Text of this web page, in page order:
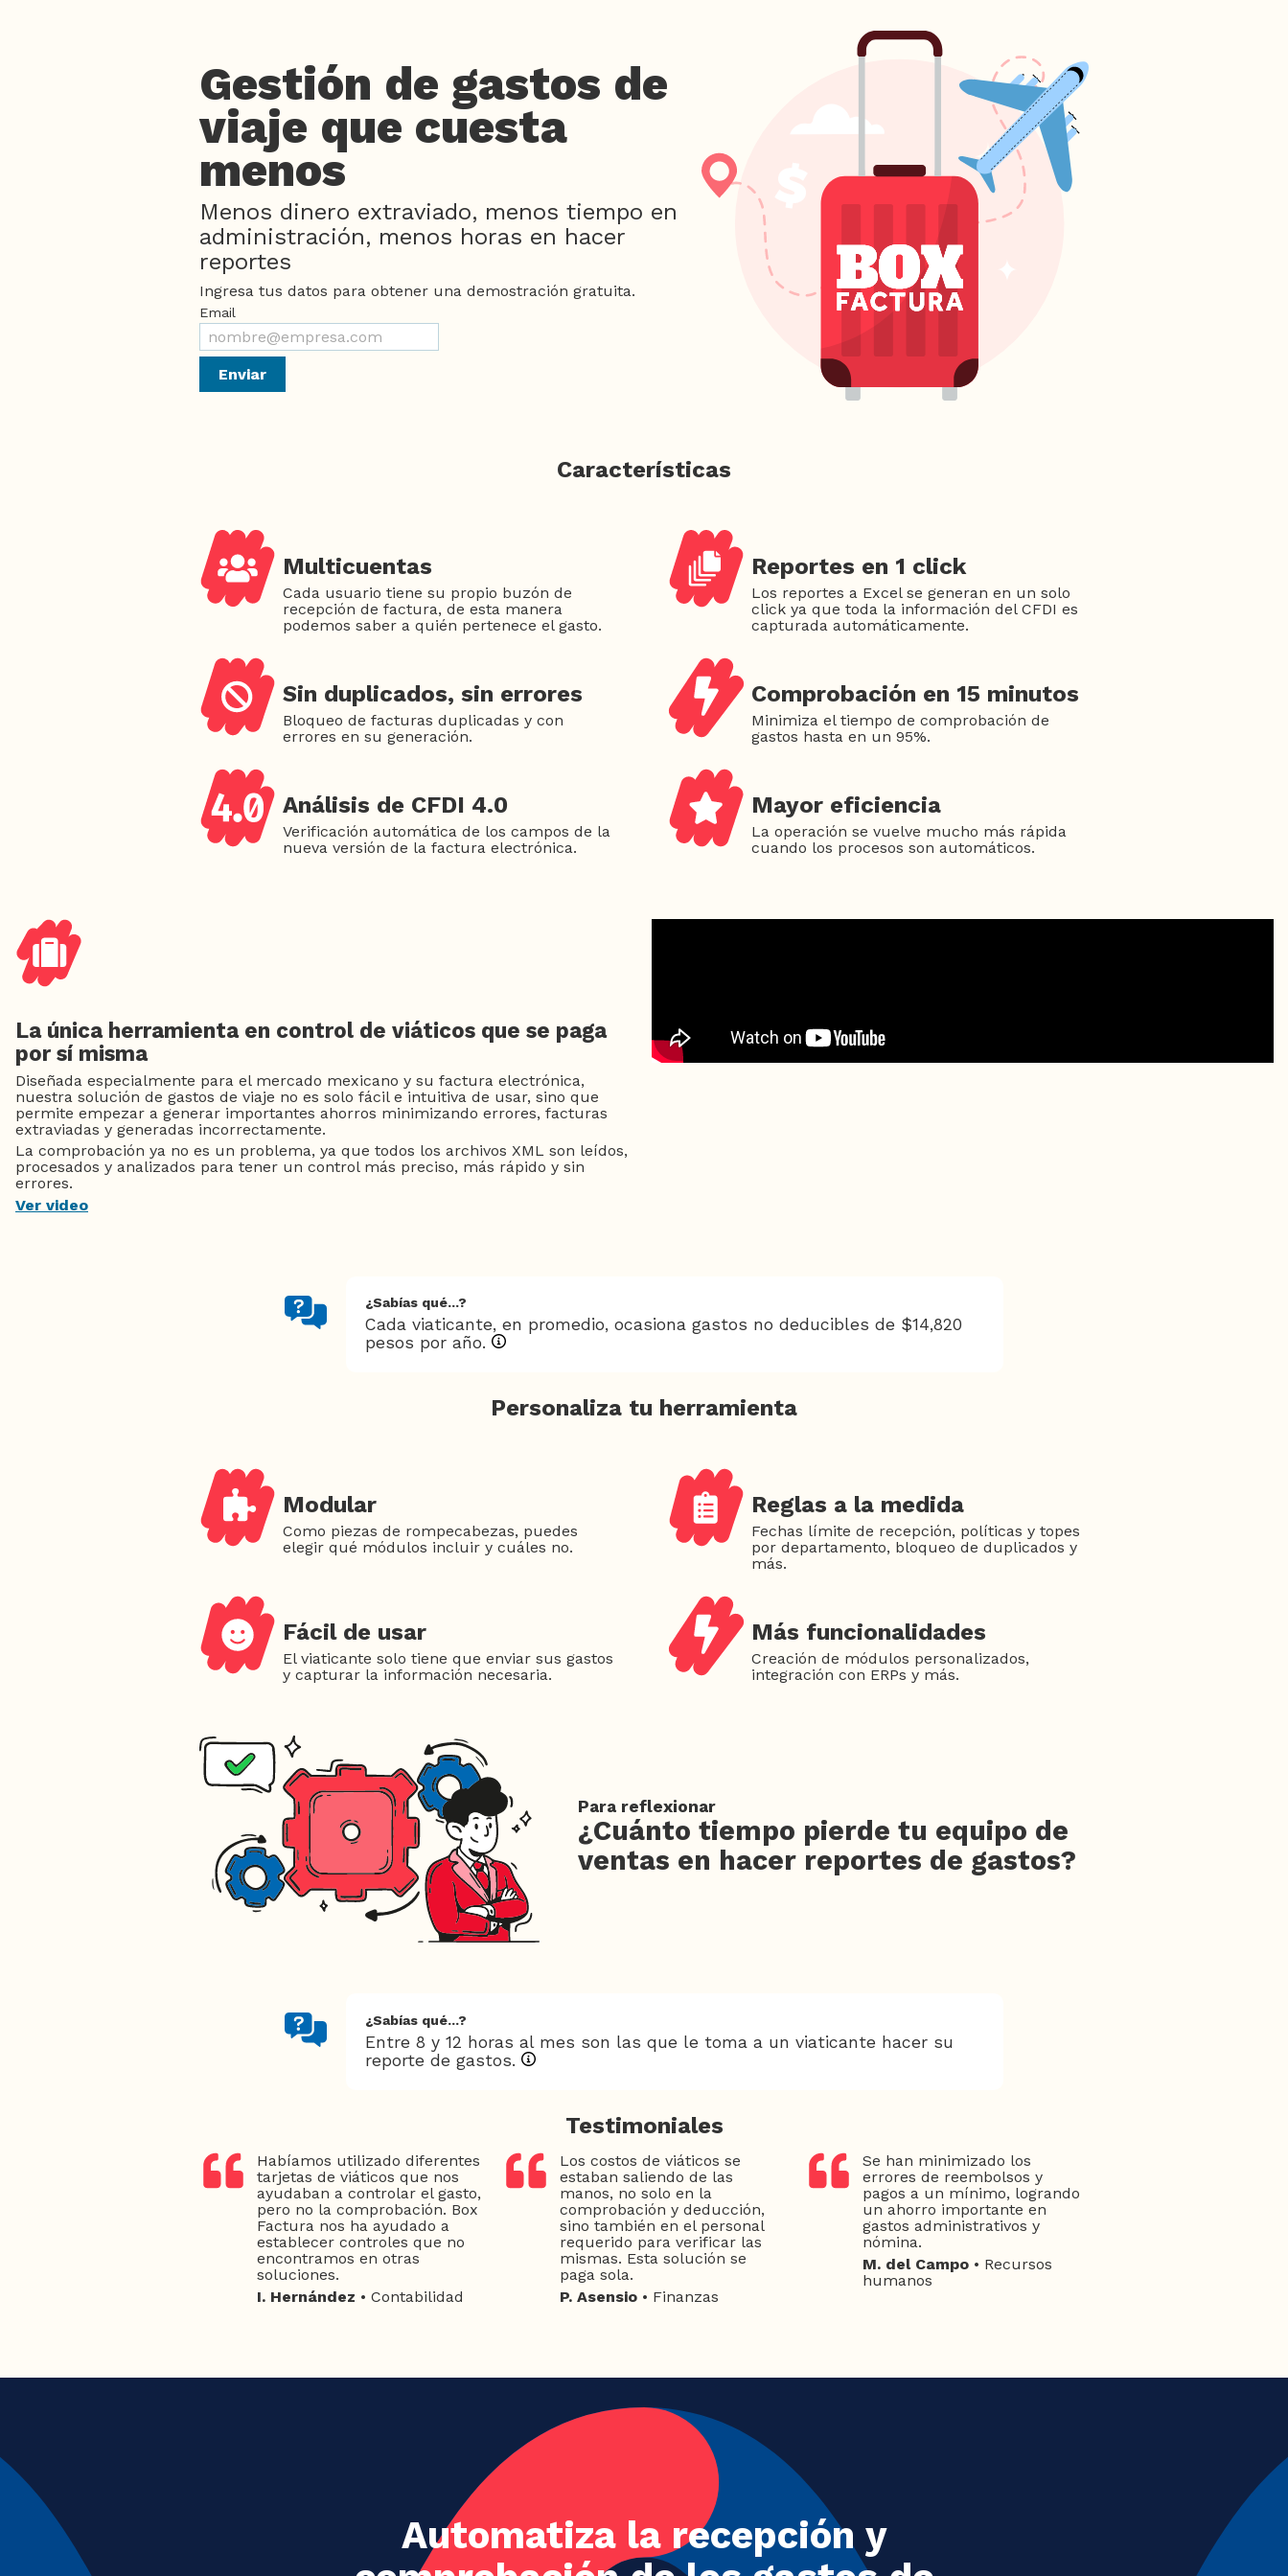
Gestión de gastos de
viaje que cuesta
menos
Menos dinero extraviado, menos tiempo en
administración, menos horas en hacer
reportes
Ingresa tus datos para obtener una demostración gratuita.
Email
Enviar
Características
Multicuentas
Cada usuario tiene su propio buzón de
recepción de factura, de esta manera
podemos saber a quién pertenece el gasto.
Reportes en 1 click
Los reportes a Excel se generan en un solo
click ya que toda la información del CFDI es
capturada automáticamente.
Sin duplicados, sin errores
Bloqueo de facturas duplicadas y con
errores en su generación.
Comprobación en 15 minutos
Minimiza el tiempo de comprobación de
gastos hasta en un 95%.
Análisis de CFDI 4.0
Verificación automática de los campos de la
nueva versión de la factura electrónica.
Mayor eficiencia
La operación se vuelve mucho más rápida
cuando los procesos son automáticos.
La única herramienta en control de viáticos que se paga
por sí misma
Diseñada especialmente para el mercado mexicano y su factura electrónica,
nuestra solución de gastos de viaje no es solo fácil e intuitiva de usar, sino que
permite empezar a generar importantes ahorros minimizando errores, facturas
extraviadas y generadas incorrectamente.
La comprobación ya no es un problema, ya que todos los archivos XML son leídos,
procesados y analizados para tener un control más preciso, más rápido y sin
errores.
Ver video
¿Sabías qué...?
Cada viaticante, en promedio, ocasiona gastos no deducibles de $14,820
pesos por año.
Personaliza tu herramienta
Modular
Como piezas de rompecabezas, puedes
elegir qué módulos incluir y cuáles no.
Reglas a la medida
Fechas límite de recepción, políticas y topes
por departamento, bloqueo de duplicados y
más.
Fácil de usar
El viaticante solo tiene que enviar sus gastos
y capturar la información necesaria.
Más funcionalidades
Creación de módulos personalizados,
integración con ERPs y más.
Para reflexionar
¿Cuánto tiempo pierde tu equipo de
ventas en hacer reportes de gastos?
¿Sabías qué...?
Entre 8 y 12 horas al mes son las que le toma a un viaticante hacer su
reporte de gastos.
Testimoniales
Habíamos utilizado diferentes
tarjetas de viáticos que nos
ayudaban a controlar el gasto,
pero no la comprobación. Box
Factura nos ha ayudado a
establecer controles que no
encontramos en otras
soluciones.
I. Hernández • Contabilidad
Los costos de viáticos se
estaban saliendo de las
manos, no solo en la
comprobación y deducción,
sino también en el personal
requerido para verificar las
mismas. Esta solución se
paga sola.
P. Asensio • Finanzas
Se han minimizado los
errores de reembolsos y
pagos a un mínimo, logrando
un ahorro importante en
gastos administrativos y
nómina.
M. del Campo • Recursos
humanos
Automatiza la recepción y